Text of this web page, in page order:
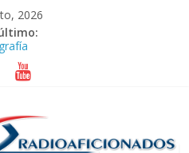
2026
para seguir disfrutando de
Promodis Telecom
de Inspección de las
Información de interés para